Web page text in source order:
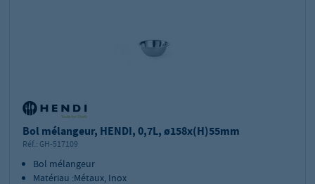
Bol mélangeur, HENDI, 0,7L, ø158x(H)55mm
Réf.: GH-517109
Bol mélangeur
Matériau :Métaux, Inox